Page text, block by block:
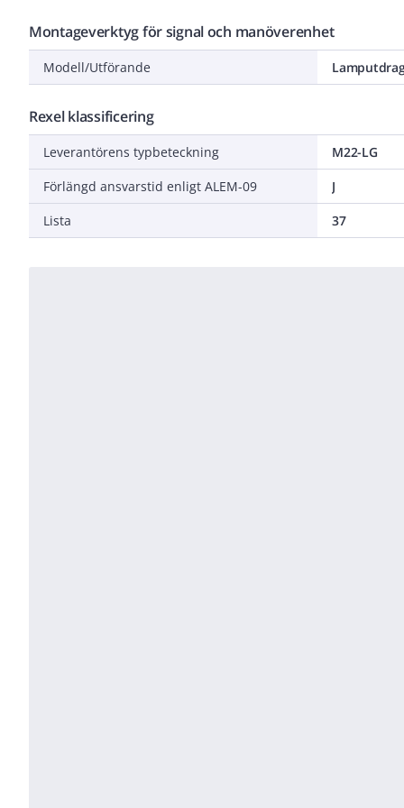
Montageverktyg för signal och manöverenhet
Modell/Utförande
Rexel klassificering
Leverantörens typbeteckning
M22-LG
Förlängd ansvarstid enligt ALEM-09
J
Lista
37